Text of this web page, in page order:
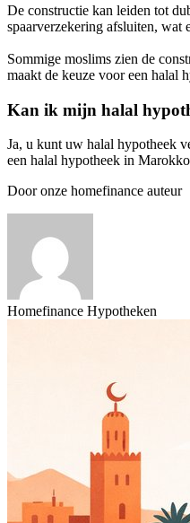
De constructie kan leiden tot
spaarverzekering afsluiten, wat
Sommige moslims zien de
maakt de keuze voor een halal
Kan ik mijn halal
Ja, u kunt uw halal hypotheek
een halal hypotheek in
Door onze homefinance auteur
Homefinance Hypotheken